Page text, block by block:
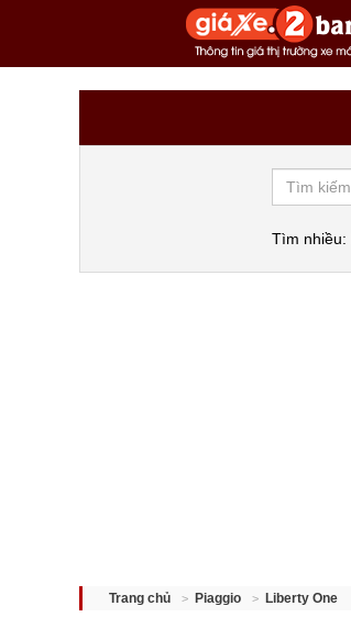
Tìm nhiều:
Trang chủ Piaggio Liberty One